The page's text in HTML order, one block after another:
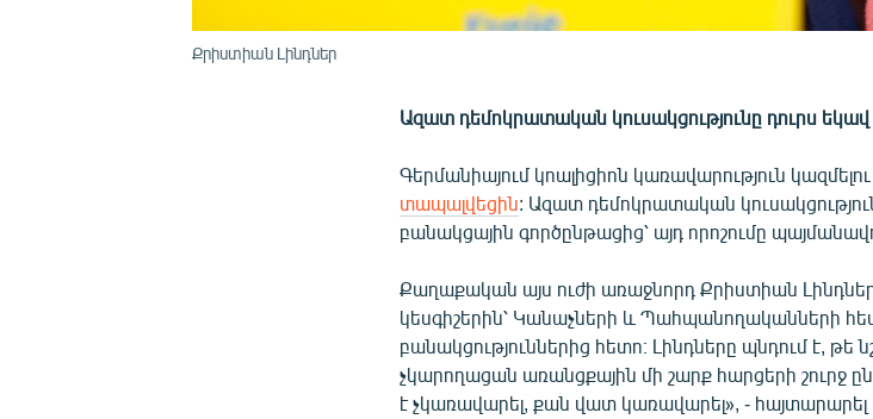
Քրիստիան Լինդներ
Ազատ դեմոկրատական կուսակցությունը դուրս
Գերմանիայում կոալիցիոն կառավարություն
տապալվեցին: Ազատ դեմոկրատական
բանակցային գործընթացից՝ այդ որոշումը
Քաղաքական այս ուժի առաջնորդ Քրիստիան
կեսգիշերին՝ Կանաչների և Պահպանողականների
բանակցություններից հետո։ Լինդները պնդում է, թե
չկարողացան առանցքային մի շարք հարցերի շուրջ
է չկառավարել, քան վատ կառավարել», - հայտարարել է